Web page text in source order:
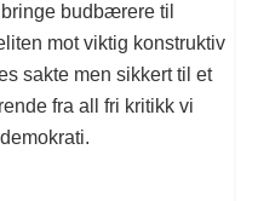
budbærere til
mot viktig konstruktiv
sakte men sikkert til et
fra all fri kritikk vi